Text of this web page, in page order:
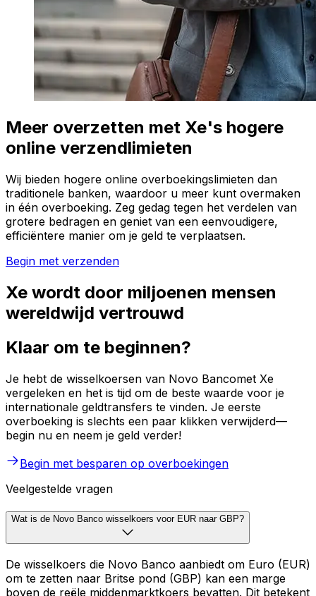
Meer overzetten met Xe's hogere
online verzendlimieten
Wij bieden hogere online overboekingslimieten dan
traditionele banken, waardoor u meer kunt overmaken
in één overboeking. Zeg gedag tegen het verdelen van
grotere bedragen en geniet van een eenvoudigere,
efficiëntere manier om je geld te verplaatsen.
Begin met verzenden
Xe wordt door miljoenen mensen
wereldwijd vertrouwd
Klaar om te beginnen?
Je hebt de wisselkoersen van Novo Bancomet Xe
vergeleken en het is tijd om de beste waarde voor je
internationale geldtransfers te vinden. Je eerste
overboeking is slechts een paar klikken verwijderd—
begin nu en neem je geld verder!
Begin met besparen op overboekingen
Veelgestelde vragen
Wat is de Novo Banco wisselkoers voor EUR naar GBP?
De wisselkoers die Novo Banco aanbiedt om Euro (EUR)
om te zetten naar Britse pond (GBP) kan een marge
boven de reële middenmarktkoers bevatten. Dit betekent